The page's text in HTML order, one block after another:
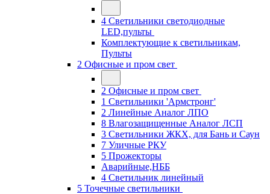
4 Светильники светодиодные
LED,пульты
Комплектующие к светильникам,
Пульты
2 Офисные и пром свет
2 Офисные и пром свет
1 Светильники 'Армстронг'
2 Линейные Аналог ЛПО
8 Влагозащищенные Аналог ЛСП
3 Светильники ЖКХ, для Бань и Саун
7 Уличные РКУ
5 Прожекторы
Аварийные,НББ
4 Светильник линейный
5 Точечные светильники